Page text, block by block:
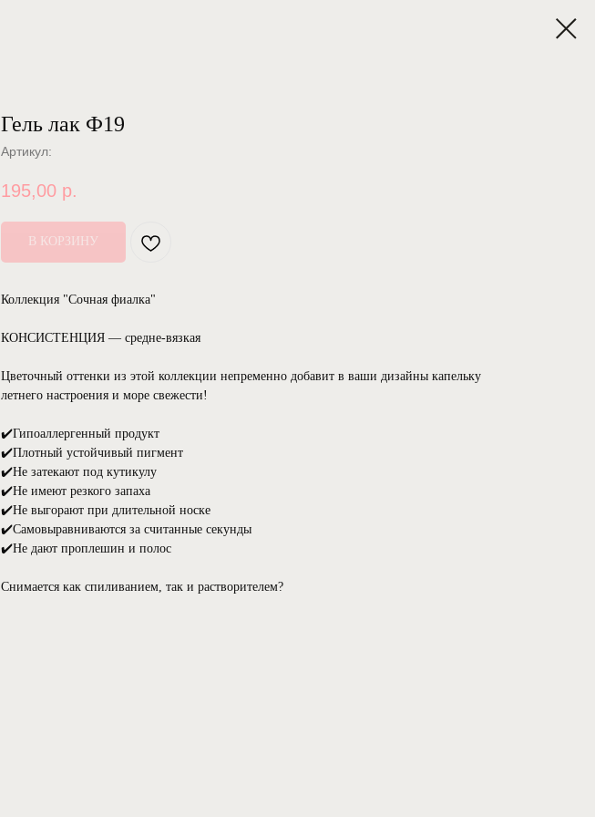
Гель лак Ф19
Артикул:
195,00 р.
В КОРЗИНУ
Коллекция "Сочная фиалка"
КОНСИСТЕНЦИЯ — средне-вязкая
Цветочный оттенки из этой коллекции непременно добавит в ваши дизайны капельку
летнего настроения и море свежести!
✔️Гипоаллергенный продукт
✔️Плотный устойчивый пигмент
✔️Не затекают под кутикулу⠀
✔️Не имеют резкого запаха⠀
✔️Не выгорают при длительной носке⠀
✔️Самовыравниваются за считанные секунды⠀
✔️Не дают проплешин и полос⠀
Снимается как спиливанием, так и растворителем?